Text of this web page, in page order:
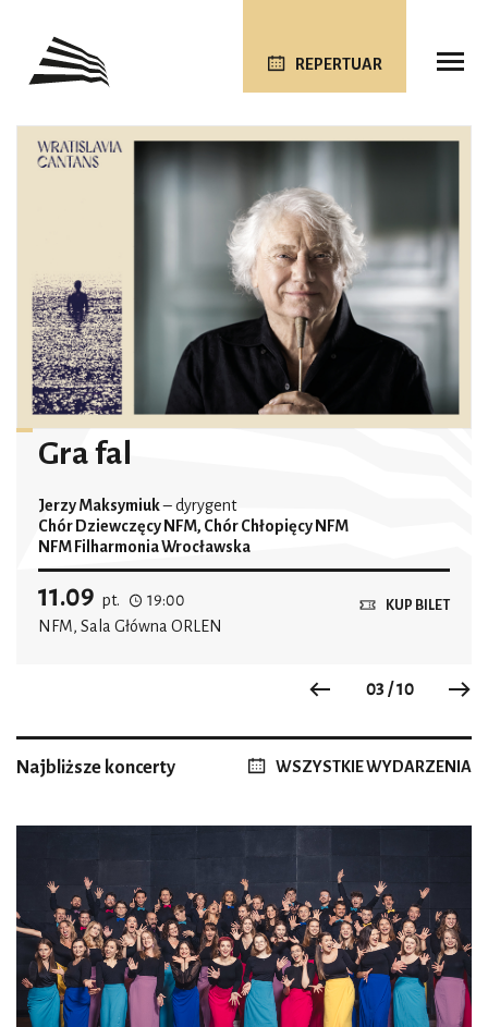
REPERTUAR
Previous
03 / 10
Gra fal
Jerzy Maksymiuk– dyrygent
Chór Dziewczęcy NFM, Chór Chłopięcy NFM
NFM Filharmonia Wrocławska
11.09 pt.
19:00
NFM, Sala Główna ORLEN
KUP BILET
Najbliższe koncerty WSZYSTKIE WYDARZENIA